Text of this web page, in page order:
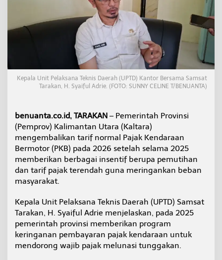
k
a
e
m
b
a
l
a
i
f
P
a
a
e
n
a
r
a
Kepala Unit Pelaksana Teknis Daerah (UPTD) Kantor Bersama Samsat
Tarakan, H. Syaiful Adrie. (FOTO: SUNNY CELINE T/BENUANTA)
benuanta.co.id, TARAKAN – Pemerintah Provinsi
(Pemprov) Kalimantan Utara (Kaltara)
mengembalikan tarif normal Pajak Kendaraan
Bermotor (PKB) pada 2026 setelah selama 2025
memberikan berbagai insentif berupa pemutihan
dan tarif pajak terendah guna meringankan beban
masyarakat.
Kepala Unit Pelaksana Teknis Daerah (UPTD) Samsat
Tarakan, H. Syaiful Adrie menjelaskan, pada 2025
pemerintah provinsi memberikan program
keringanan pembayaran pajak kendaraan untuk
mendorong wajib pajak melunasi tunggakan.